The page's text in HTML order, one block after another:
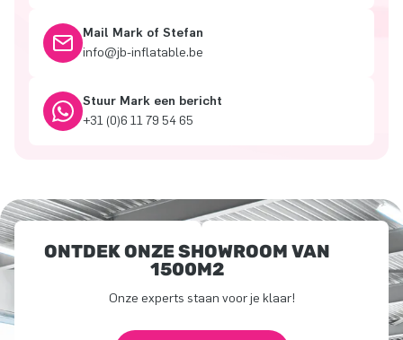
Mail Mark of Stefan
info@jb-inflatable.be
Stuur Mark een bericht
+31 (0)6 11 79 54 65
ONTDEK ONZE SHOWROOM VAN
1500M2
Onze experts staan voor je klaar!